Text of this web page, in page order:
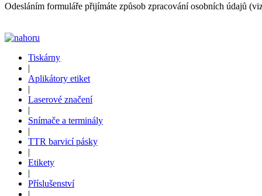
Odesláním formuláře přijímáte způsob zpracování osobních údajů
Tiskárny
|
Aplikátory etiket
|
Laserové značení
|
Snímače a terminály
|
TTR barvicí pásky
|
Etikety
|
Příslušenství
|